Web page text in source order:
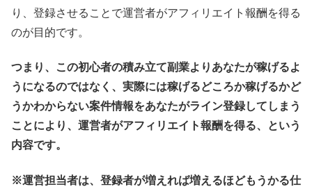
り、登録させることで運営者がアフィリエイト報酬を得る
のが目的です。
つまり、この初心者の積み立て副業よりあなたが稼げるよ
うになるのではなく、実際には稼げるどころか稼げるかど
うかわからない案件情報をあなたがライン登録してしまう
ことにより、運営者がアフィリエイト報酬を得る、という
内容です。
※運営担当者は、登録者が増えれば増えるほどもうかる仕